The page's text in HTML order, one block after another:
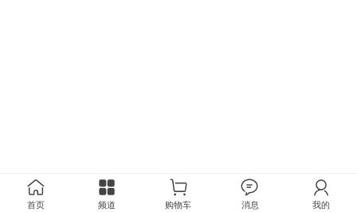
首页 频道 购物车 消息 我的